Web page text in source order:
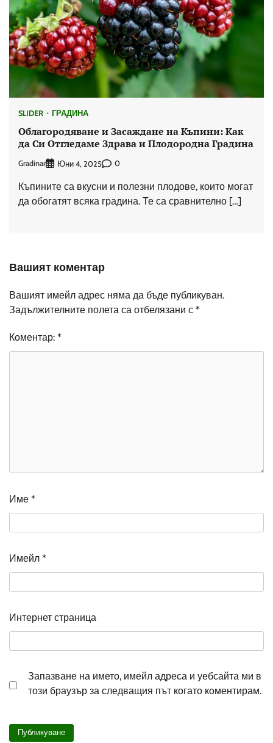
SLIDER ГРАДИНА
Облагородяване и Засаждане на Къпини: Как
да Си Отгледаме Здрава и Плодородна Градина
Gradinar Юни 4, 2025 0
Къпините са вкусни и полезни плодове, които могат
да обогатят всяка градина. Те са сравнително […]
Вашият коментар
Вашият имейл адрес няма да бъде публикуван.
Задължителните полета са отбелязани с *
Коментар: *
Име *
Имейл *
Интернет страница
Запазване на името, имейл адреса и уебсайта ми в
този браузър за следващия път когато коментирам.